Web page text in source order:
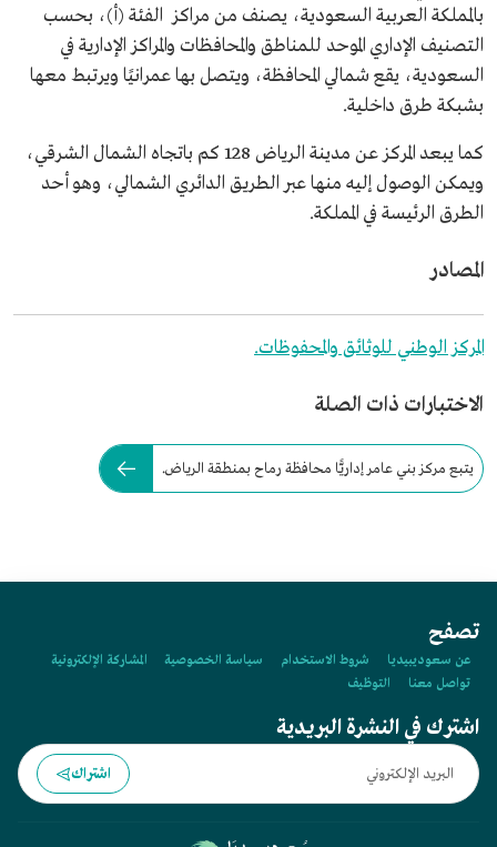
بالمملكة العربية السعودية، يصنف من مراكز الفئة (أ)، بحسب
التصنيف الإداري الموحد للمناطق والمحافظات والمراكز الإدارية في
السعودية، يقع شمالي المحافظة، ويتصل بها عمرانيًا ويرتبط معها
بشبكة طرق داخلية.
كما يبعد المركز عن مدينة الرياض 128 كم باتجاه الشمال الشرقي،
ويمكن الوصول إليه منها عبر الطريق الدائري الشمالي، وهو أحد
الطرق الرئيسة في المملكة.
المصادر
المركز الوطني للوثائق والمحفوظات.
الاختبارات ذات الصلة
يتبع مركز بني عامر إداريًّا محافظة رماح بمنطقة الرياض.
تصفح
عن سعوديبيديا شروط الاستخدام سياسة الخصوصية
المشاركة الإلكترونية
تواصل معنا
التوظيف
اشترك في النشرة البريدية
اشتراك